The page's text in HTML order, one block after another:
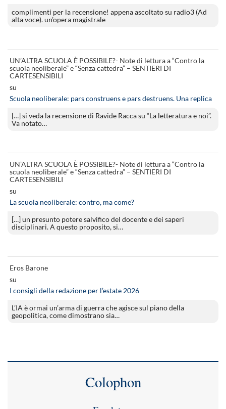
complimenti per la recensione! appena ascoltato su radio3 (Ad
alta voce). un’opera magistrale
UN’ALTRA SCUOLA È POSSIBILE?- Note di lettura a “Contro la
scuola neoliberale” e “Senza cattedra” – SENTIERI DI
CARTESENSIBILI
su
Scuola neoliberale: pars construens e pars destruens. Una replica
[…] si veda la recensione di Ravide Racca su “La letteratura e noi”.
Va notato…
UN’ALTRA SCUOLA È POSSIBILE?- Note di lettura a “Contro la
scuola neoliberale” e “Senza cattedra” – SENTIERI DI
CARTESENSIBILI
su
La scuola neoliberale: contro, ma come?
[…] un presunto potere salvifico del docente e dei saperi
disciplinari. A questo proposito, si…
Eros Barone
su
I consigli della redazione per l’estate 2026
L’IA è ormai un’arma di guerra che agisce sul piano della
geopolitica, come dimostrano sia…
Colophon